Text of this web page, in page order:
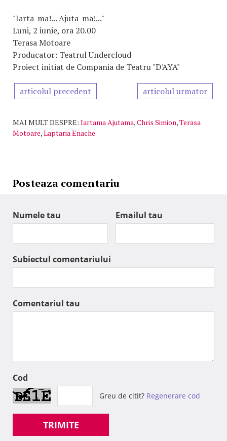
"Iarta-ma!... Ajuta-ma!..."
Luni, 2 iunie, ora 20.00
Terasa Motoare
Producator: Teatrul Undercloud
Proiect initiat de Compania de Teatru "D'AYA"
articolul precedent articolul urmator
MAI MULT DESPRE: Iartama Ajutama,Chris Simion,Terasa
Motoare,Laptaria Enache
Posteaza comentariu
Numele tau Emailul tau
Subiectul comentariului
Comentariul tau
Cod
Greu de citit? Regenerare cod
TRIMITE